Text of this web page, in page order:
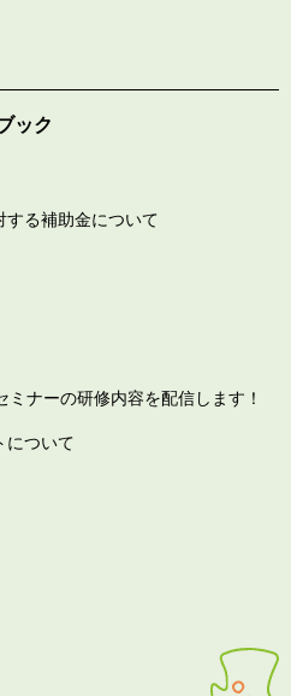
ック
する補助金について
ナーの研修内容を配信します！
について